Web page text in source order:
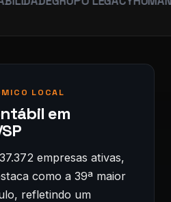
LOCAL
em
empresas ativas,
como a 39ª maior
refletindo um